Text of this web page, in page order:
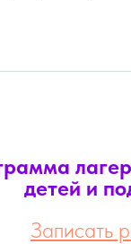
детей и
Записать